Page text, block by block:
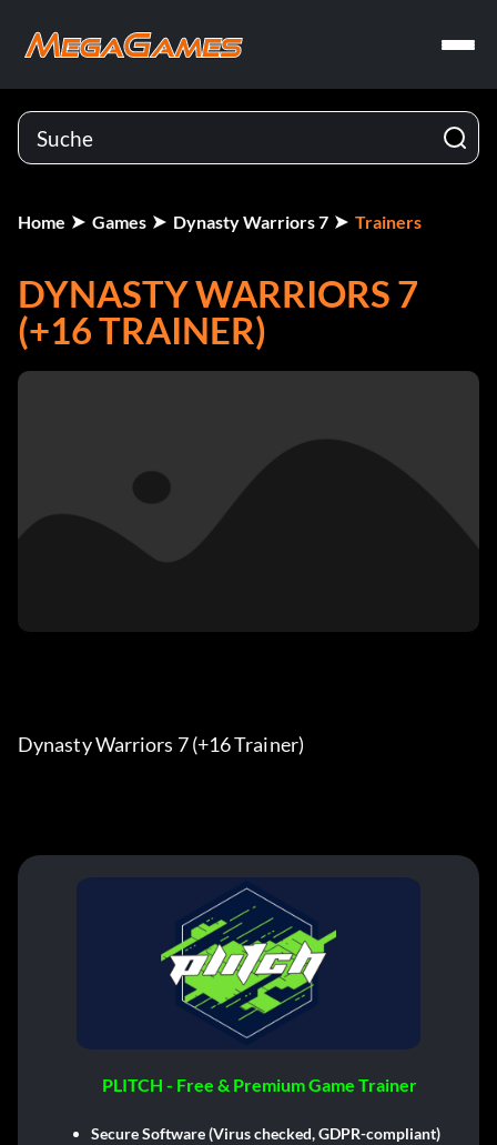
Home Games Dynasty Warriors 7 Trainers
DYNASTY WARRIORS 7
(+16 TRAINER)
Dynasty Warriors 7 (+16 Trainer)
PLITCH - Free & Premium Game Trainer
Secure Software (Virus checked, GDPR-compliant)